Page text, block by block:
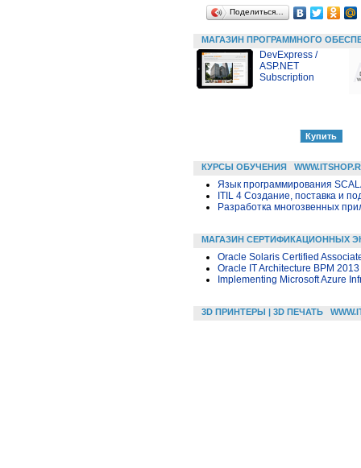
Поделиться…
МАГАЗИН ПРОГРАММНОГО
DevExpress /
ASP.NET
Subscription
КУРСЫ ОБУЧЕНИЯ
Язык программирования
ITIL 4 Создание, поставка и
Разработка многозвенных
МАГАЗИН СЕРТИФИКАЦИОННЫХ
Oracle Solaris Certified
Oracle IT Architecture BPM
Implementing Microsoft Azure
3D ПРИНТЕРЫ | 3D ПЕЧАТЬ